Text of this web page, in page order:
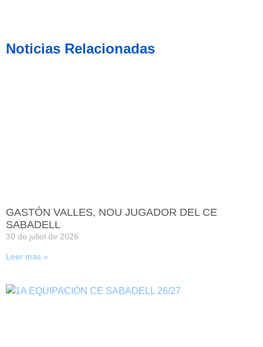
Noticias Relacionadas
GASTÓN VALLES, NOU JUGADOR DEL CE
SABADELL
30 de juliol de 2026
Leer más »